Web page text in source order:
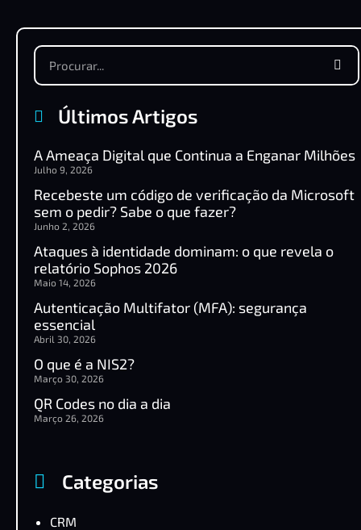
Últimos Artigos
A Ameaça Digital que Continua a Enganar Milhões
Julho 9, 2026
Recebeste um código de verificação da Microsoft
sem o pedir? Sabe o que fazer?
Junho 2, 2026
Ataques à identidade dominam: o que revela o
relatório Sophos 2026
Maio 14, 2026
Autenticação Multifator (MFA): segurança
essencial
Abril 30, 2026
O que é a NIS2?
Março 30, 2026
QR Codes no dia a dia
Março 26, 2026
Categorias
CRM